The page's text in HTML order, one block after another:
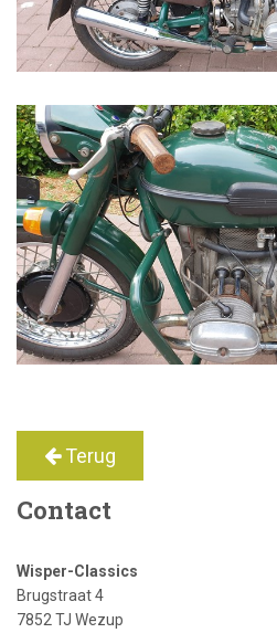
Terug
Contact
Wisper-Classics
Brugstraat 4
7852 TJ Wezup